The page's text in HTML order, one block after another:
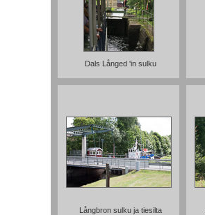
Dals Långed 'in sulku
Långbron sulku ja tiesilta